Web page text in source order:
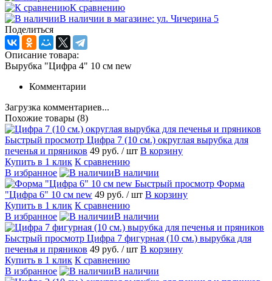
К сравнению
В наличии в магазине: ул. Чичерина 5
Поделиться
Описание товара:
Вырубка "Цифра 4" 10 см new
Комментарии
Загрузка комментариев...
Похожие товары (8)
Быстрый просмотр Цифра 7 (10 см.) округлая вырубка для
печенья и пряников 49 руб. / шт В корзину
Купить в 1 клик К сравнению
В избранное
В наличии
Быстрый просмотр Форма
"Цифра 6" 10 см new 49 руб. / шт В корзину
Купить в 1 клик К сравнению
В избранное
В наличии
Быстрый просмотр Цифра 7 фигурная (10 см.) вырубка для
печенья и пряников 49 руб. / шт В корзину
Купить в 1 клик К сравнению
В избранное
В наличии